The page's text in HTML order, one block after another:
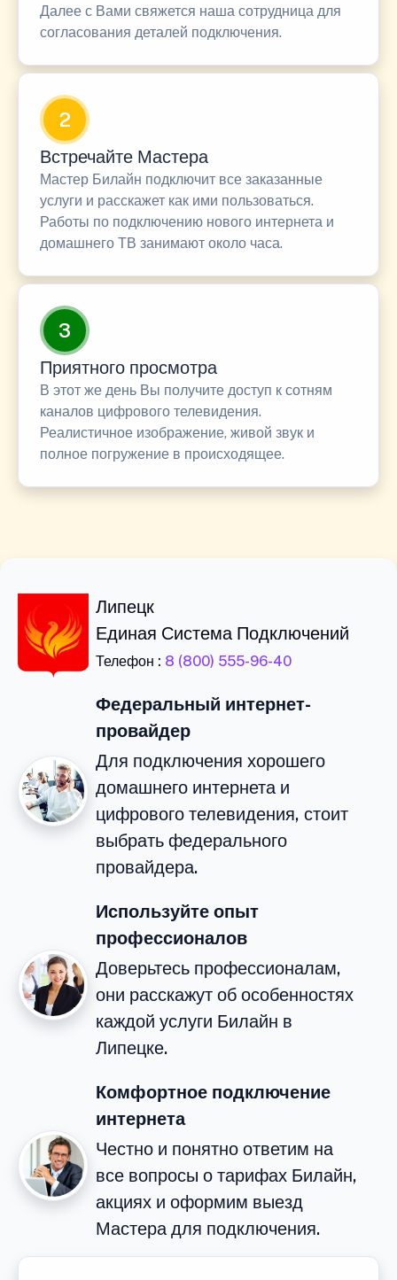
Далее с Вами свяжется наша сотрудница для
согласования деталей подключения.
2
Встречайте Мастера
Мастер Билайн подключит все заказанные
услуги и расскажет как ими пользоваться.
Работы по подключению нового интернета и
домашнего ТВ занимают около часа.
3
Приятного просмотра
В этот же день Вы получите доступ к сотням
каналов цифрового телевидения.
Реалистичное изображение, живой звук и
полное погружение в происходящее.
Липецк
Единая Система Подключений
Телефон : 8 (800) 555-96-40
Федеральный интернет-
провайдер
Для подключения хорошего
домашнего интернета и
цифрового телевидения, стоит
выбрать федерального
провайдера.
Используйте опыт
профессионалов
Доверьтесь профессионалам,
они расскажут об особенностях
каждой услуги Билайн в
Липецке.
Комфортное подключение
интернета
Честно и понятно ответим на
все вопросы о тарифах Билайн,
акциях и оформим выезд
Мастера для подключения.